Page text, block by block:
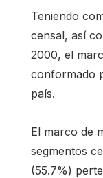
Teniendo
censal, así
2000, el
conformado
país.
El marco de
segmentos
(55.7%)